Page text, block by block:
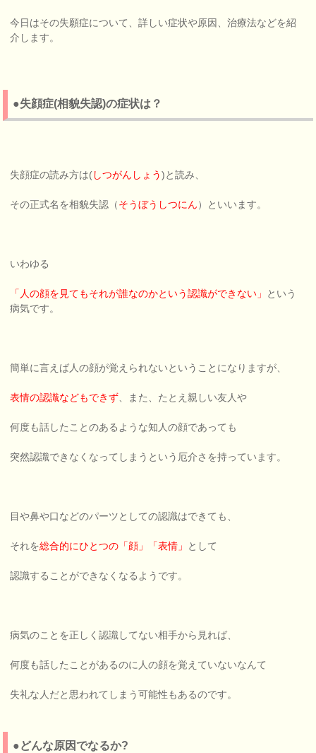
今日はその失願症について、詳しい症状や原因、治療法などを紹
介します。
●失顔症(相貌失認)の症状は？
失顔症の読み方は(しつがんしょう)と読み、
その正式名を相貌失認（そうぼうしつにん）といいます。
いわゆる
「人の顔を見てもそれが誰なのかという認識ができない」 という
病気です。
簡単に言えば人の顔が覚えられないということになりますが、
表情の認識などもできず、また、たとえ親しい友人や
何度も話したことのあるような知人の顔であっても
突然認識できなくなってしまうという厄介さを持っています。
目や鼻や口などのパーツとしての認識はできても、
それを総合的にひとつの「顔」「表情」 として
認識することができなくなるようです。
病気のことを正しく認識してない相手から見れば、
何度も話したことがあるのに人の顔を覚えていないなんて
失礼な人だと思われてしまう可能性もあるのです。
●どんな原因でなるか?